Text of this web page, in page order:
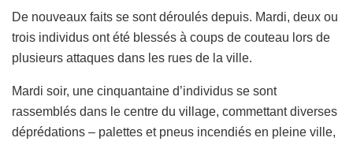
De nouveaux faits se sont déroulés depuis. Mardi, deux ou
trois individus ont été blessés à coups de couteau lors de
plusieurs attaques dans les rues de la ville.
Mardi soir, une cinquantaine d’individus se sont
rassemblés dans le centre du village, commettant diverses
déprédations – palettes et pneus incendiés en pleine ville,